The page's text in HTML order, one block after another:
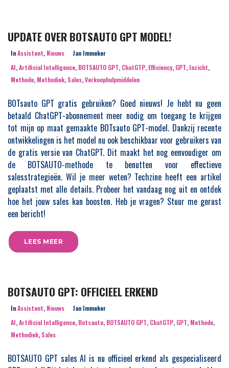
UPDATE OVER BOTSAUTO GPT MODEL!
InAssistent, Nieuws
Jan Immeker
AI,Artificial Intelligence, BOTSAUTO GPT, ChatGTP, Efficiency, GPT, Inzicht,
Methode, Methodiek, Sales,Verkoophulpmiddelen
BOTsauto GPT gratis gebruiken? Goed nieuws! Je hebt nu geen
betaald ChatGPT-abonnement meer nodig om toegang te krijgen
tot mijn op maat gemaakte BOTsauto GPT-model. Dankzij recente
ontwikkelingen is het model nu ook beschikbaar voor gebruikers van
de gratis versie van ChatGPT. Dit maakt het nog eenvoudiger om
de BOTSAUTO-methode te benutten voor effectieve
salesstrategieën. Wil je meer weten? Techzine heeft een artikel
geplaatst met alle details. Probeer het vandaag nog uit en ontdek
hoe het jouw sales kan boosten. Heb je vragen? Stuur me gerust
een bericht!
LEES MEER
BOTSAUTO GPT: OFFICIEEL ERKEND
InAssistent, Nieuws
Jan Immeker
AI,Artificial Intelligence, Botsauto, BOTSAUTO GPT, ChatGTP, GPT, Methode,
Methodiek, Sales
BOTSAUTO GPT sales AI is nu officieel erkend als gespecialiseerd